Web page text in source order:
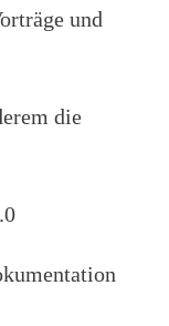
und
die